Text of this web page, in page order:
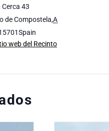
Cerca 43
de Compostela,A
Spain
web del Recinto